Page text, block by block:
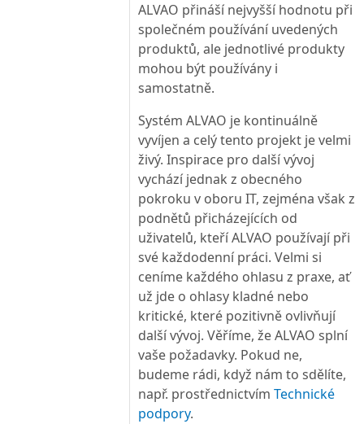
ALVAO přináší nejvyšší hodnotu při
společném používání uvedených
produktů, ale jednotlivé produkty
mohou být používány i
samostatně.
Systém ALVAO je kontinuálně
vyvíjen a celý tento projekt je velmi
živý. Inspirace pro další vývoj
vychází jednak z obecného
pokroku v oboru IT, zejména však z
podnětů přicházejících od
uživatelů, kteří ALVAO používají při
své každodenní práci. Velmi si
ceníme každého ohlasu z praxe, ať
už jde o ohlasy kladné nebo
kritické, které pozitivně ovlivňují
další vývoj. Věříme, že ALVAO splní
vaše požadavky. Pokud ne,
budeme rádi, když nám to sdělíte,
např. prostřednictvím Technické
podpory.